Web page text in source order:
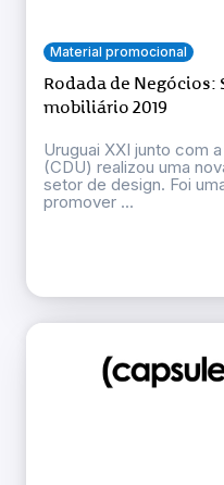
Material promocional
Rodada de Negócios:
mobiliário 2019
Uruguai XXI junto com
(CDU) realizou uma
setor de design. Foi
promover ...